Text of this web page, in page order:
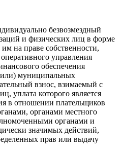
безвозмездный
и физических лиц в форме
на праве собственности,
управления
обеспечения
(или) муниципальных
взнос, взимаемый с
уплата которого является
в отношении плательщиков
органами местного
органами и
значимых действий,
прав или выдачу